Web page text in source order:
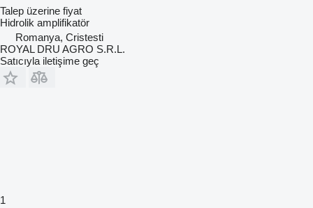
Talep üzerine fiyat
Hidrolik amplifikatör
Romanya, Cristesti
ROYAL DRU AGRO S.R.L.
Satıcıyla iletişime geç
1